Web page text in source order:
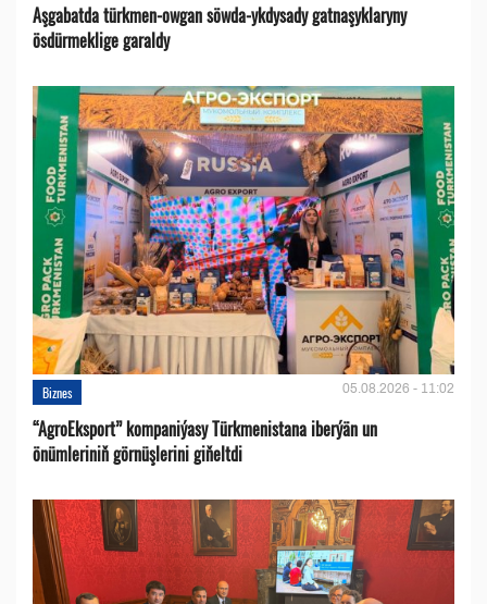
Aşgabatda türkmen-owgan söwda-ykdysady gatnaşyklaryny
ösdürmeklige garaldy
Biznes 05.08.2026 - 11:02
“AgroEksport” kompaniýasy Türkmenistana iberýän un
önümleriniň görnüşlerini giňeltdi